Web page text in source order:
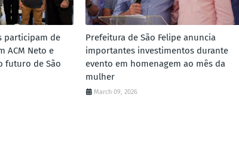
participam de
ACM Neto e
futuro de São
Prefeitura de São Felipe anuncia
importantes investimentos durante
evento em homenagem ao mês da
mulher
March 09, 2026